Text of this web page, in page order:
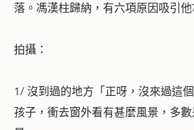
落。馮漢柱歸納，有六項原因吸引
拍攝：
1/ 沒到過的地方「正呀，沒來過這
孩子，衝去窗外看有甚麼風景，多